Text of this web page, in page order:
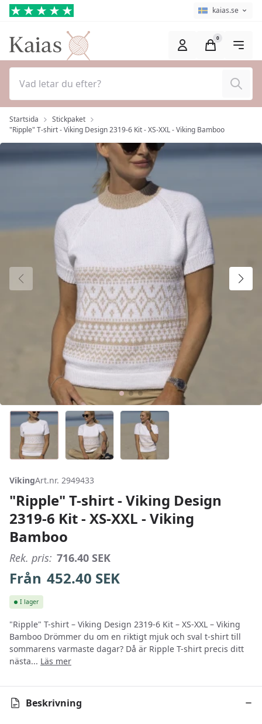
Hoppa till huvudinnehåll (Tryck på Enter) Språkväljare
Aktuellt språk
kaias.se
Sök
0
Startsida
Stickpaket
"Ripple" T-shirt - Viking Design 2319-6 Kit - XS-XXL - Viking Bamboo
VikingArt.nr. 2949433
"Ripple" T-shirt - Viking Design
2319-6 Kit - XS-XXL - Viking
Bamboo
Rek. pris: 716.40SEK
Från 452.40 SEK
I lager
"Ripple" T-shirt – Viking Design 2319-6 Kit – XS-XXL – Viking
Bamboo Drömmer du om en riktigt mjuk och sval t-shirt till
sommarens varmaste dagar? Då är Ripple T-shirt precis ditt
nästa... Läs mer
Beskrivning